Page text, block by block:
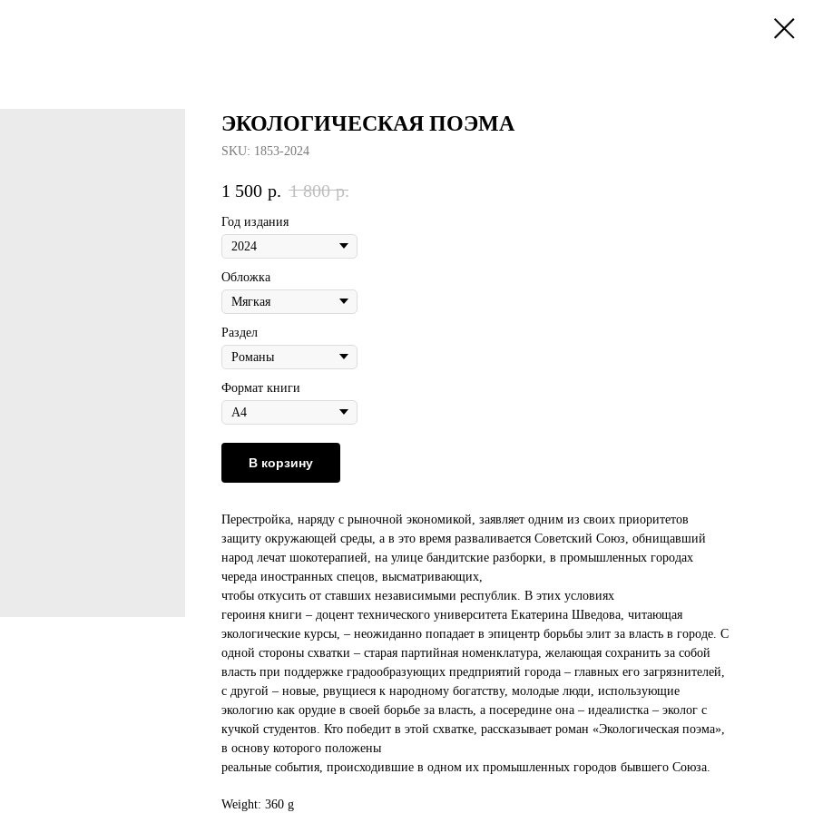
ЭКОЛОГИЧЕСКАЯ ПОЭМА
SKU: 1853-2024
1 500 р. 1 800 р.
Год издания
Обложка
Раздел
Формат книги
В корзину
Перестройка, наряду с рыночной экономикой, заявляет одним из своих приоритетов
защиту окружающей среды, а в это время разваливается Советский Союз, обнищавший
народ лечат шокотерапией, на улице бандитские разборки, в промышленных городах
череда иностранных спецов, высматривающих,
чтобы откусить от ставших независимыми республик. В этих условиях
героиня книги – доцент технического университета Екатерина Шведова, читающая
экологические курсы, – неожиданно попадает в эпицентр борьбы элит за власть в городе. С
одной стороны схватки – старая партийная номенклатура, желающая сохранить за собой
власть при поддержке градообразующих предприятий города – главных его загрязнителей,
с другой – новые, рвущиеся к народному богатству, молодые люди, использующие
экологию как орудие в своей борьбе за власть, а посередине она – идеалистка – эколог с
кучкой студентов. Кто победит в этой схватке, рассказывает роман «Экологическая поэма»,
в основу которого положены
реальные события, происходившие в одном их промышленных городов бывшего Союза.
Weight: 360 g